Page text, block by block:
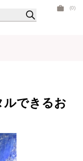
(0)
ルできるお